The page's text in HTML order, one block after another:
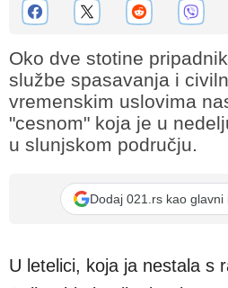
Oko dve stotine
službe spasavanja i
vremenskim uslovima
"cesnom" koja je u
u slunjskom području.
Dodaj 021.rs kao
U letelici, koja ja nestala s